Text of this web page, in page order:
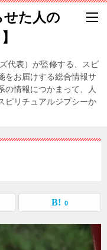
た人の
代表）が監修する、スピ
をお届けする総合情報サ
の情報につかまって、人
ピリチュアルジプシーか
0